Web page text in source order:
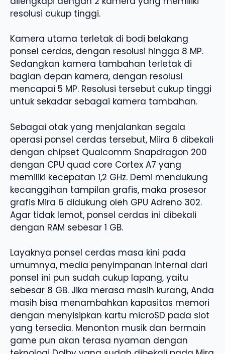
resolusi cukup tinggi.
Kamera utama terletak di bodi belakang
ponsel cerdas, dengan resolusi hingga 8 MP.
Sedangkan kamera tambahan terletak di
bagian depan kamera, dengan resolusi
mencapai 5 MP. Resolusi tersebut cukup tinggi
untuk sekadar sebagai kamera tambahan.
Sebagai otak yang menjalankan segala
operasi ponsel cerdas tersebut, Miira 6 dibekali
dengan chipset Qualcomm Snapdragon 200
dengan CPU quad core Cortex A7 yang
memiliki kecepatan 1,2 GHz. Demi mendukung
kecanggihan tampilan grafis, maka prosesor
grafis Mira 6 didukung oleh GPU Adreno 302.
Agar tidak lemot, ponsel cerdas ini dibekali
dengan RAM sebesar 1 GB.
Layaknya ponsel cerdas masa kini pada
umumnya, media penyimpanan internal dari
ponsel ini pun sudah cukup lapang, yaitu
sebesar 8 GB. Jika merasa masih kurang, Anda
masih bisa menambahkan kapasitas memori
dengan menyisipkan kartu microSD pada slot
yang tersedia. Menonton musik dan bermain
game pun akan terasa nyaman dengan